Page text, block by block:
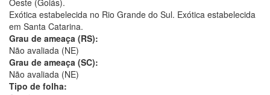
Oeste (Goiás).
Exótica estabelecida no Rio Grande do Sul. Exótica estabelecida
em Santa Catarina.
Grau de ameaça (RS):
Não avaliada (NE)
Grau de ameaça (SC):
Não avaliada (NE)
Tipo de folha: